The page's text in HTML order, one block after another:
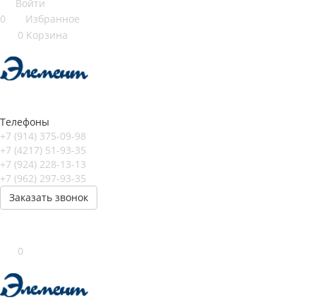
Войти
0
Избранное
0 Корзина
Телефоны
+7 (914) 375-09-98
+7 (4217) 51-93-35
+7 (924) 228-13-13
+7 (962) 297-93-35
Заказать звонок
0